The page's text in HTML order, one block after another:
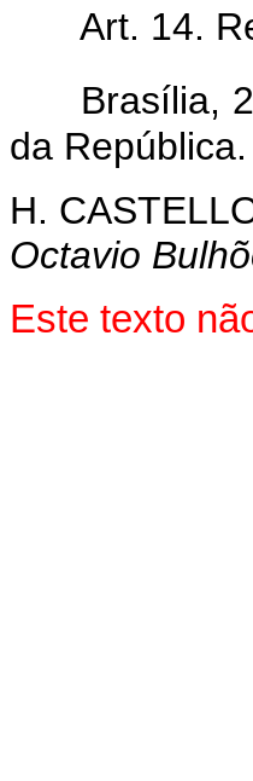
Art. 14.
Brasília,
da República.
H.
Octavio
Este texto